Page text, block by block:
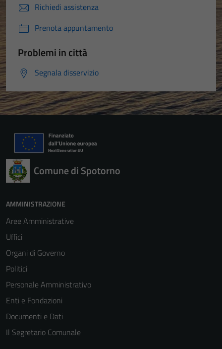
Richiedi assistenza
Prenota appuntamento
Problemi in città
Segnala disservizio
Comune di Spotorno
AMMINISTRAZIONE
Aree Amministrative
Uffici
Organi di Governo
Politici
Personale Amministrativo
Enti e Fondazioni
Documenti e Dati
Il Segretario Comunale